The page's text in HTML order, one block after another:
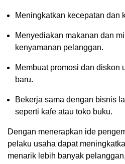
Meningkatkan kecepatan dan
Menyediakan makanan dan
kenyamanan pelanggan.
Membuat promosi dan diskon
baru.
Bekerja sama dengan bisnis
seperti kafe atau toko buku.
Dengan menerapkan ide
pelaku usaha dapat
menarik lebih banyak